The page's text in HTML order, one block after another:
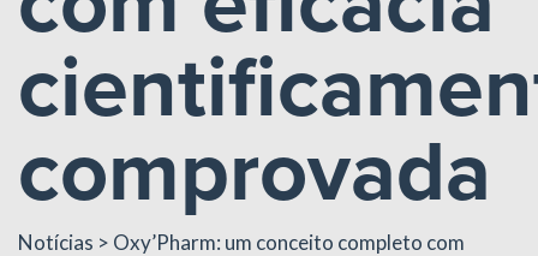
comprovada
Notícias > Oxy’Pharm: um conceito completo com